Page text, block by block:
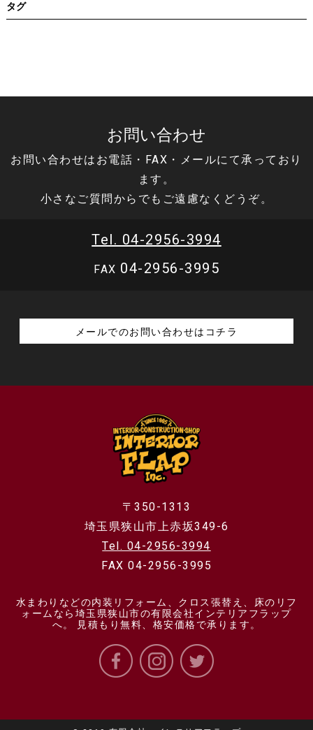
タグ
お問い合わせ
お問い合わせはお電話・FAX・メールにて承っており
ます。
小さなご質問からでもご遠慮なくどうぞ。
Tel. 04-2956-3994
FAX 04-2956-3995
メールでのお問い合わせはコチラ
〒350-1313
埼玉県狭山市上赤坂349-6
Tel. 04-2956-3994
FAX 04-2956-3995
水まわりなどの内装リフォーム、クロス張替え、床のリフ
ォームなら埼玉県狭山市の有限会社インテリアフラップ
へ。 見積もり無料、格安価格で承ります。